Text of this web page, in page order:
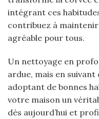
intégrant ces
contribuez à
agréable pour tous.
Un nettoyage en
ardue, mais en
adoptant de bonnes
votre maison un
dès aujourd’hui et